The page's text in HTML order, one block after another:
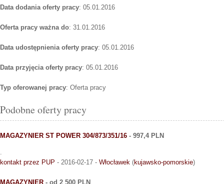
Data dodania oferty pracy: 05.01.2016
Oferta pracy ważna do: 31.01.2016
Data udostępnienia oferty pracy: 05.01.2016
Data przyjęcia oferty pracy: 05.01.2016
Typ oferowanej pracy: Oferta pracy
Podobne oferty pracy
MAGAZYNIER ST POWER 304/873/351/16 - 997,4 PLN
kontakt przez PUP - 2016-02-17 - Włocławek (kujawsko-pomorskie)
MAGAZYNIER - od 2 500 PLN